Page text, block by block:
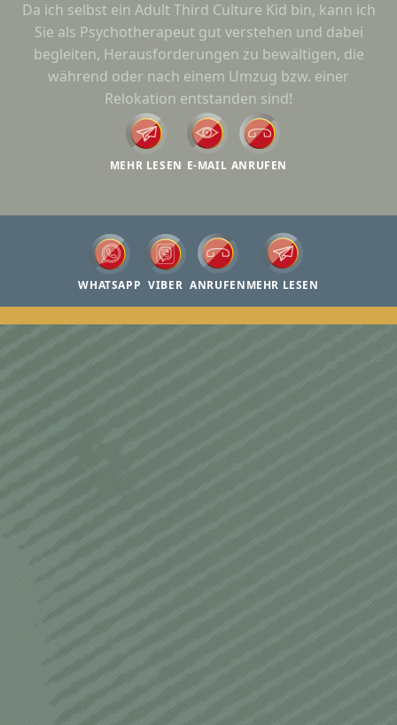
Da ich selbst ein Adult Third Culture Kid bin, kann ich
Sie als Psychotherapeut gut verstehen und dabei
begleiten, Herausforderungen zu bewältigen, die
während oder nach einem Umzug bzw. einer
Relokation entstanden sind!
MEHR LESEN E-MAIL ANRUFEN
WHATSAPP VIBER ANRUFENMEHR LESEN